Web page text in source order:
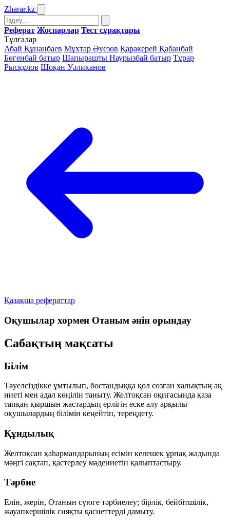
Zharar.kz
Реферат Жоспарлар Тест сұрақтары
Тұлғалар
Абай Құнанбаев Мұхтар Әуезов Қаракерей Қабанбай
Бөгенбай батыр Шапырашты Наурызбай батыр Тұрар
Рысқұлов Шоқан Уәлиханов
Қазақша рефераттар
Оқушылар хормен Отаным әнін орындау
Сабақтың мақсаты
Білім
Тәуелсіздікке ұмтылып, бостандыққа қол созған халықтың ақ
ниеті мен адал көңілін таныту. Желтоқсан оқиғасында қаза
тапқан қыршын жастардың ерлігін еске алу арқылы
оқушылардың білімін кеңейтіп, тереңдету.
Құндылық
Желтоқсан қаһармандарының есімін келешек ұрпақ жадында
мәңгі сақтап, қастерлеу мәдениетін қалыптастыру.
Тәрбие
Елін, жерін, Отанын сүюге тәрбиелеу; бірлік, бейбітшілік,
жауапкершілік сияқты қасиеттерді дамыту.